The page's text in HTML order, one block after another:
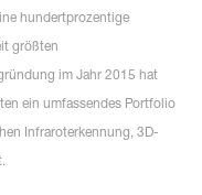
hundertprozentige
größten
im Jahr 2015 hat
ein umfassendes Portfolio
Infraroterkennung, 3D-